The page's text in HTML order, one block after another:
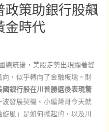
政策助銀行股飆
金時代
總統後，美股走勢出現顯著變
，似乎轉向了金融板塊。財
國銀行股在川普勝選後表現驚
波發展契機。小編灣哥今天就
風」是如何掀起的，以及川